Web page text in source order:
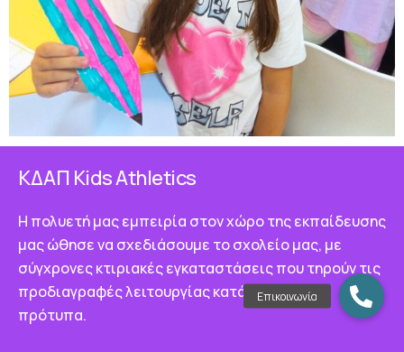
ΚΔΑΠ Κids Athletics
Η πολυετή μας εμπειρία στον χώρο της εκπαίδευσης
μας ώθησε να σχεδιάσουμε το σχολείο μας, με
σύγχρονες κτιριακές εγκαταστάσεις που τηρούν τις
προδιαγραφές λειτουργίας κατά τα διεθνή
πρότυπα.